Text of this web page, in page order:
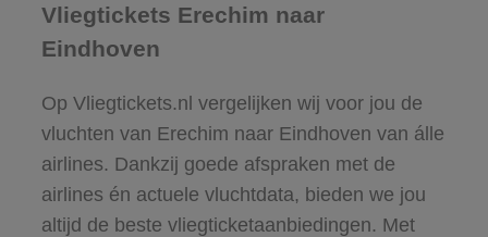
Vliegtickets Erechim naar
Eindhoven
Op Vliegtickets.nl vergelijken wij voor jou de
vluchten van Erechim naar Eindhoven van álle
airlines. Dankzij goede afspraken met de
airlines én actuele vluchtdata, bieden we jou
altijd de beste vliegticketaanbiedingen. Met